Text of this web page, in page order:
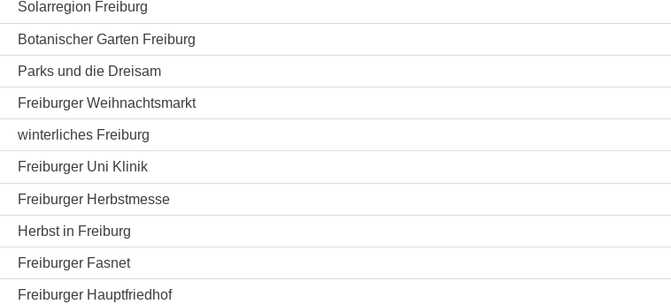
Solarregion Freiburg
Botanischer Garten Freiburg
Parks und die Dreisam
Freiburger Weihnachtsmarkt
winterliches Freiburg
Freiburger Uni Klinik
Freiburger Herbstmesse
Herbst in Freiburg
Freiburger Fasnet
Freiburger Hauptfriedhof